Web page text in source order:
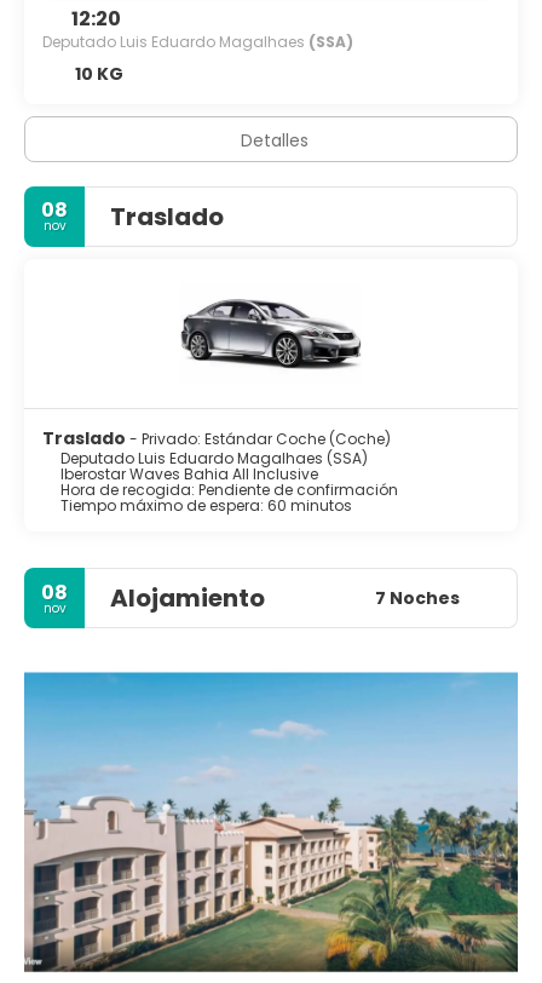
12:20
Deputado Luis Eduardo Magalhaes (SSA)
10 KG
Detalles
08
nov Traslado
Traslado - Privado: Estándar Coche (Coche)
Deputado Luis Eduardo Magalhaes (SSA)
Iberostar Waves Bahia All Inclusive
Hora de recogida: Pendiente de confirmación
Tiempo máximo de espera: 60 minutos
08
nov Alojamiento 7 Noches